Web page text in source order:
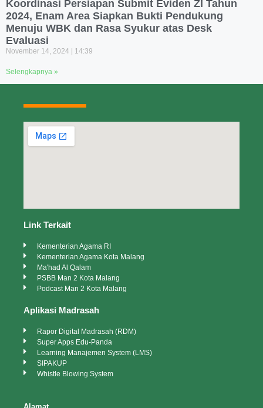
Koordinasi Persiapan Submit Eviden ZI Tahun
2024, Enam Area Siapkan Bukti Pendukung
Menuju WBK dan Rasa Syukur atas Desk
Evaluasi
November 14, 2024 14:39
Selengkapnya »
Link Terkait
Kementerian Agama RI
Kementerian Agama Kota Malang
Ma'had Al Qalam
PSBB Man 2 Kota Malang
Podcast Man 2 Kota Malang
Aplikasi Madrasah
Rapor Digital Madrasah (RDM)
Super Apps Edu-Panda
Learning Manajemen System (LMS)
SIPAKUP
Whistle Blowing System